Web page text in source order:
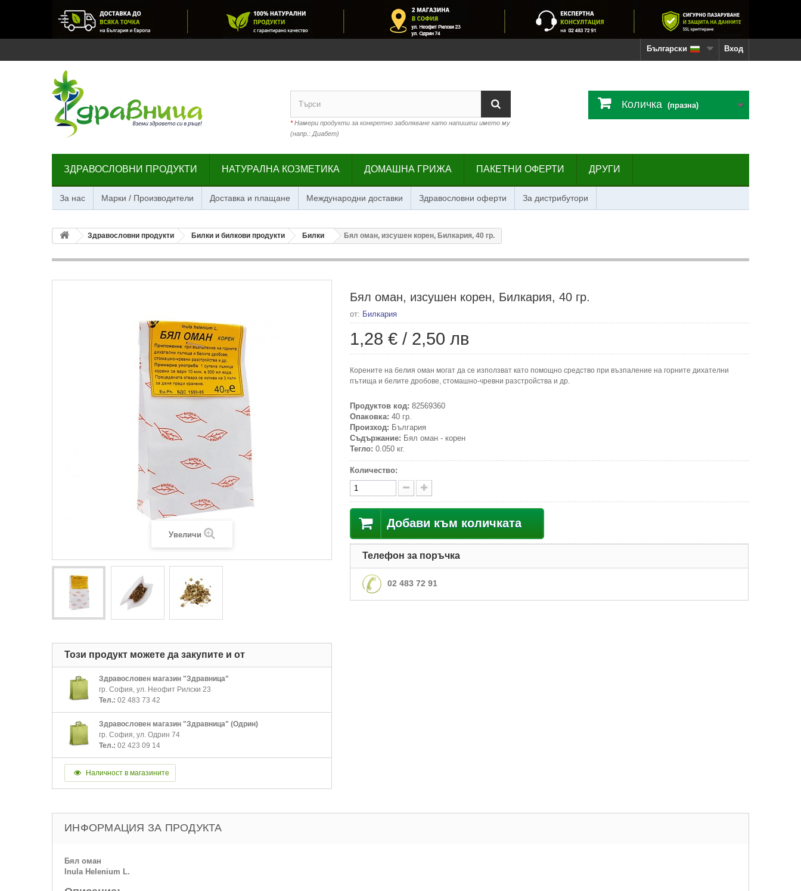
Вход
Български
*Намери продукти за конкретно заболяване като напишеш името му
(напр.: Диабет)
Количка (празна)
ЗДРАВОСЛОВНИ ПРОДУКТИ НАТУРАЛНА КОЗМЕТИКА ДОМАШНА ГРИЖА ПАКЕТНИ ОФЕРТИ ДРУГИ
За нас Марки / Производители Доставка и плащане Международни доставки Здравословни оферти За дистрибутори
Здравословни продукти Билки и билкови продукти Билки Бял оман, изсушен корен, Билкария, 40 гр.
Увеличи
Този продукт можете да закупите и от
Здравословен магазин "Здравница"
гр. София, ул. Неофит Рилски 23
Тел.: 02 483 73 42
Здравословен магазин "Здравница" (Одрин)
гр. София, ул. Одрин 74
Тел.: 02 423 09 14
Наличност в магазините
Бял оман, изсушен корен, Билкария, 40 гр.
от: Билкария
1,28 € / 2,50 лв
Корените на белия оман могат да се използват като помощно средство при възпаление на горните дихателни
пътища и белите дробове, стомашно-чревни разстройства и др.
Продуктов код: 82569360
Опаковка: 40 гр.
Произход: България
Съдържание: Бял оман - корен
Тегло: 0.050 кг.
Количество:
Добави към количката
Телефон за поръчка
02 483 72 91
ИНФОРМАЦИЯ ЗА ПРОДУКТА
Бял оман
Inula Helenium L.